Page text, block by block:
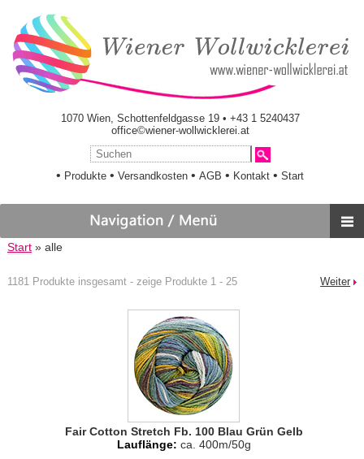
1070 Wien, Schottenfeldgasse 19 • +43 1 5240437
office©wiener-wollwicklerei.at
• Produkte •Versandkosten •AGB • Kontakt •Start
Start» alle
1181 Produkte insgesamt - zeige Produkte 1 - 25 Weiter
Fair Cotton Stretch Fb. 100 Blau Grün Gelb
Lauflänge: ca. 400m/50g